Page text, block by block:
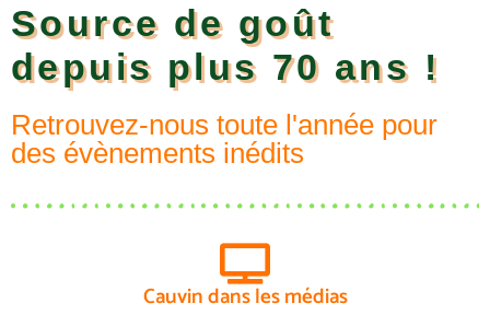
Source de goût
depuis plus 70 ans !
Retrouvez-nous toute l'année pour
des évènements inédits
Cauvin dans les médias